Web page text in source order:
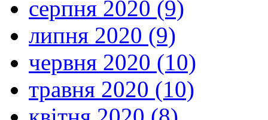
серпня 2020 (9)
липня 2020 (9)
червня 2020 (10)
травня 2020 (10)